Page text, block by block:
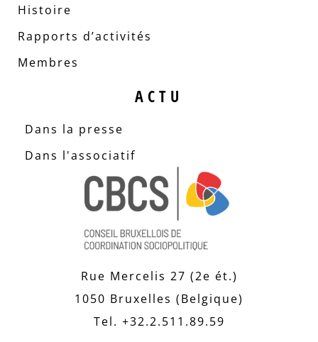
Histoire
Rapports d’activités
Membres
ACTU
Dans la presse
Dans l'associatif
Rue Mercelis 27 (2e ét.)
1050 Bruxelles (Belgique)
Tel. +32.2.511.89.59